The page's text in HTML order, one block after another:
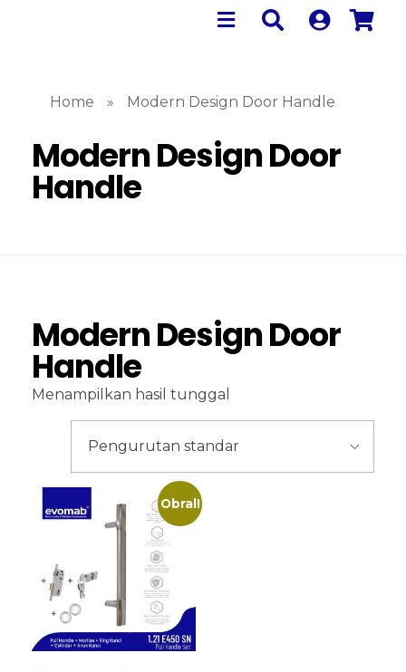
Home » Modern Design Door Handle
Modern Design Door
Handle
Modern Design Door
Handle
Menampilkan hasil tunggal
Obral!